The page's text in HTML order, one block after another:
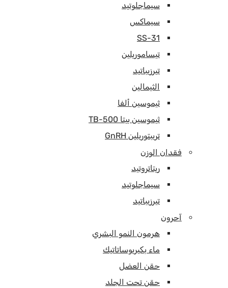
سيماجلوتيد
سيماكس
SS-31
تيساموريلين
تيرزيباتيد
الثيمالين
ثيموسين ألفا
ثيموسين بيتا TB-500
تريبتوريلين GnRH
فقدان الوزن
ريتاتروتيد
سيماجلوتيد
تيرزيباتيد
آحرون
هرمون النمو البشري
ماء بكيريوساتاتيك
حقن العضل
حقن تحت الجلد